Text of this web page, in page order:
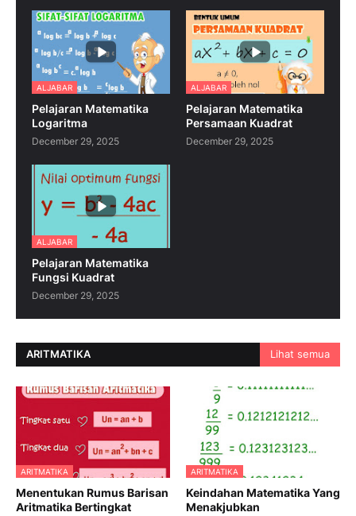
ALJABAR
Pelajaran Matematika
Logaritma
December 29, 2025
ALJABAR
Pelajaran Matematika
Persamaan Kuadrat
December 29, 2025
ALJABAR
Pelajaran Matematika
Fungsi Kuadrat
December 29, 2025
ARITMATIKA Lihat semua
ARITMATIKA
Menentukan Rumus Barisan
Aritmatika Bertingkat
ARITMATIKA
Keindahan Matematika Yang
Menakjubkan